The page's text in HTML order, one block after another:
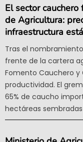
El sector
de Agricultura:
infraestructura
Tras el
frente de la cartera
Fomento Cauchero
productividad. El
65% de caucho
hectáreas